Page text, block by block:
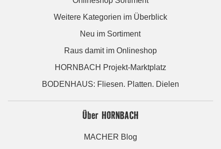
Weitere Kategorien im Überblick
Neu im Sortiment
Raus damit im Onlineshop
HORNBACH Projekt-Marktplatz
BODENHAUS: Fliesen. Platten. Dielen
Über HORNBACH
MACHER Blog